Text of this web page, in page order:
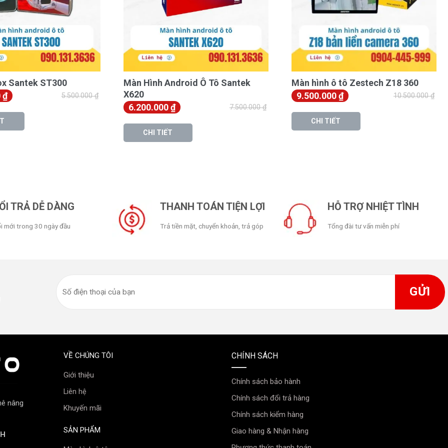
IPS, mang đến hình ảnh sắc nét
Lượng
tại Minh Thành Auto, quý khách sẽ
lỗi kỹ thuật của sản phẩm.
Santek ST300
₫ 5.500.000₫
Màn Hình Android Ô Tô Santek
X620
6.200.000₫ 7.500.000₫
CHI TIẾT
Màn hình ô tô Zestech Z18 360
9.500.000₫ 10.500.000₫
CHI TIẾT
TRẢ DỄ DÀNG
mới trong 30 ngày đầu
THANH TOÁN TIỆN LỢI
Trả tiền mặt, chuyển khoản, trả góp
HỖ TRỢ NHIỆT TÌNH
Tổng đài tư vấn miễn phí
nâng
VỀ CHÚNG TÔI
Giới thiệu
Liên hệ
Khuyến mãi
SẢN PHẨM
CHÍNH SÁCH
Chính sách bảo hành
Chính sách đổi trả hàng
Chính sách kiểm hàng
Giao hàng & Nhận hàng